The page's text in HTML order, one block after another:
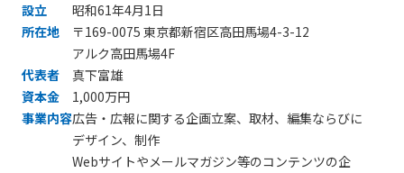
設立
昭和61年4月1日
所在地
〒169-0075 東京都新宿区高田馬場4-3-12
アルク高田馬場4F
代表者
真下富雄
資本金
1,000万円
事業内容広告・広報に関する企画立案、取材、編集ならびに
デザイン、制作
Webサイトやメールマガジン等のコンテンツの企